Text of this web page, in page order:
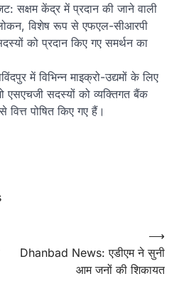
सक्षम केंद्र में प्रदान की जाने वाली
विशेष रूप से एफएल-सीआरपी
को प्रदान किए गए समर्थन का
में विभिन्न माइक्रो-उद्यमों के लिए
एसएचजी सदस्यों को व्यक्तिगत बैंक
पोषित किए गए हैं।
Dhanbad News: एडीएम ने सुनी
आम जनों की शिकायत
⟶